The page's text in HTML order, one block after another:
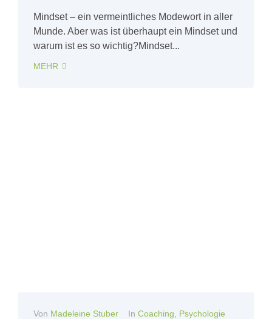
Mindset – ein vermeintliches Modewort in aller
Munde. Aber was ist überhaupt ein Mindset und
warum ist es so wichtig?Mindset...
MEHR
Von Madeleine Stuber In Coaching Psychologie